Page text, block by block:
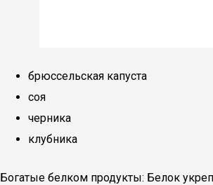
брюссельская капуста
соя
черника
клубника
Богатые белком продукты: Белок